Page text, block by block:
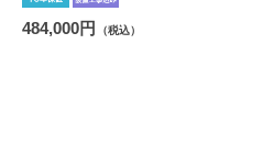
484,000円 （税込）